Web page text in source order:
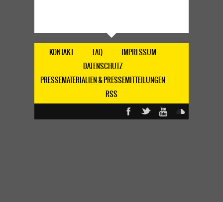
KONTAKT FAQ
IMPRESSUM
DATENSCHUTZ
PRESSEMATERIALIEN & PRESSEMITTEILUNGEN
RSS